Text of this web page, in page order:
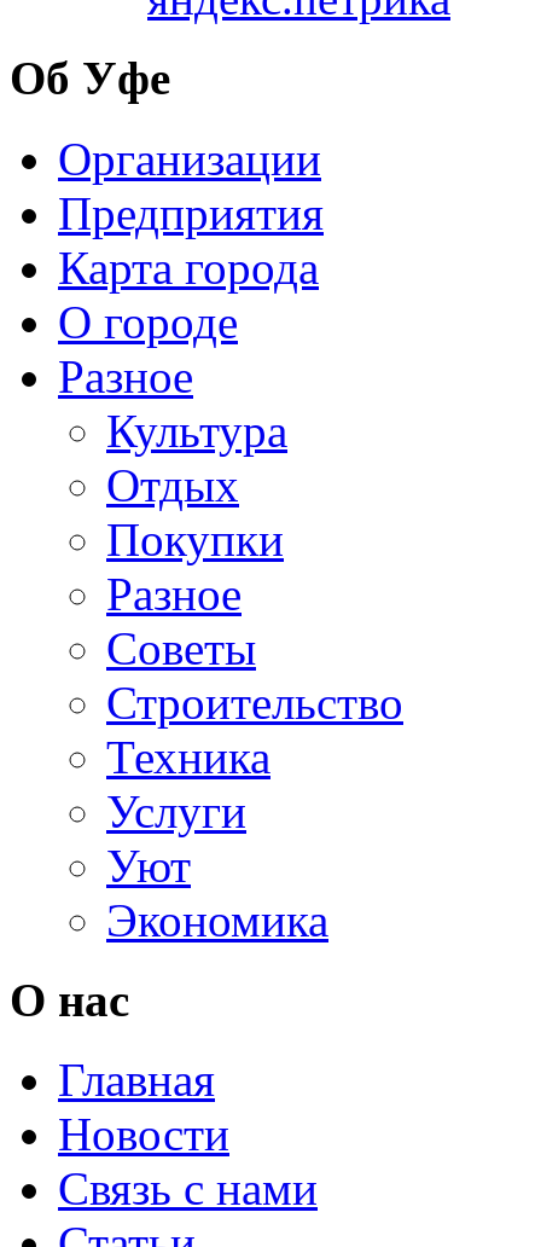
Об Уфе
Организации
Предприятия
Карта города
О городе
Разное
Культура
Отдых
Покупки
Разное
Советы
Строительство
Техника
Услуги
Уют
Экономика
О нас
Главная
Новости
Связь с нами